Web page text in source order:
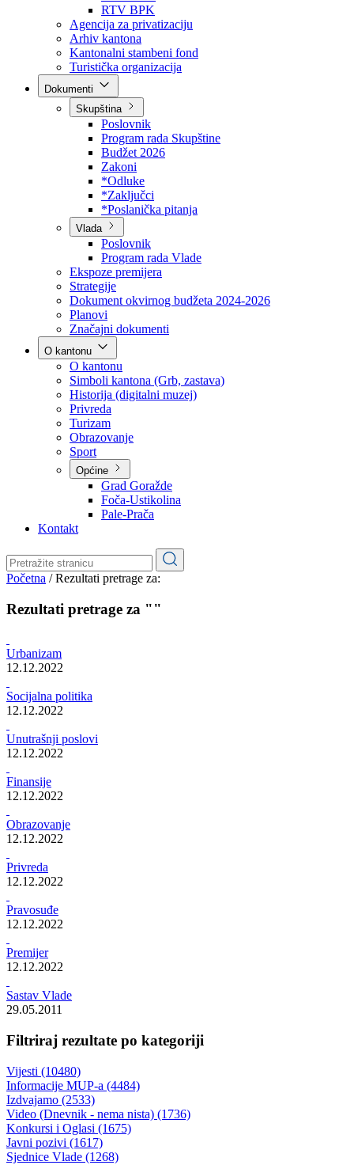
Direkcija za šumarstvo
Javna preduzeća
BPK šume
RTV BPK
Agencija za privatizaciju
Arhiv kantona
Kantonalni stambeni fond
Turistička organizacija
Skupština
Poslovnik
Program rada Skupštine
Budžet 2026
Zakoni
*Odluke
*Zaključci
*Poslanička pitanja
Vlada
Poslovnik
Program rada Vlade
Ekspoze premijera
Strategije
Dokument okvirnog budžeta 2024-2026
Planovi
Značajni dokumenti
O kantonu
O kantonu
Simboli kantona (Grb, zastava)
Historija (digitalni muzej)
Privreda
Turizam
Obrazovanje
Općine
Pale-Prača
Kontakt
Rezultati pretrage za:
Rezultati pretrage za ""